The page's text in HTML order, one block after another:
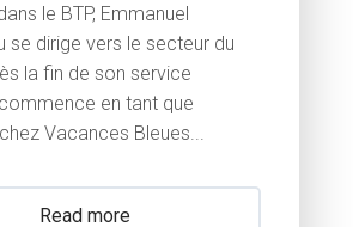
le BTP, Emmanuel
se dirige vers le secteur du
la fin de son service
en tant que
Vacances Bleues...
Read more